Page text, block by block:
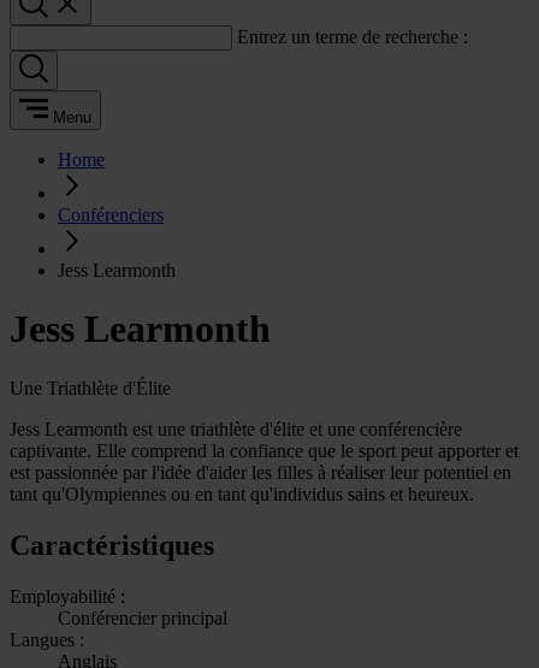
Entrez un terme de recherche :
Menu
Home
Conférenciers
Jess Learmonth
Jess Learmonth
Une Triathlète d'Élite
Jess Learmonth est une triathlète d'élite et une conférencière
captivante. Elle comprend la confiance que le sport peut apporter et
est passionnée par l'idée d'aider les filles à réaliser leur potentiel en
tant qu'Olympiennes ou en tant qu'individus sains et heureux.
Caractéristiques
Employabilité :
Conférencier principal
Langues :
Anglais